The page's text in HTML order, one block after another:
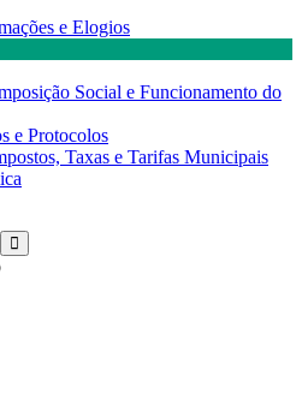
e Elogios
Social e Funcionamento do
e Protocolos
Taxas e Tarifas Municipais